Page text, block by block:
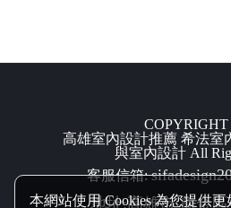
本網站使用 Cookies 為您提供
高雄室內設計推薦 希法室
與室內設計 All
客服信箱:
地址:高雄市‧前金